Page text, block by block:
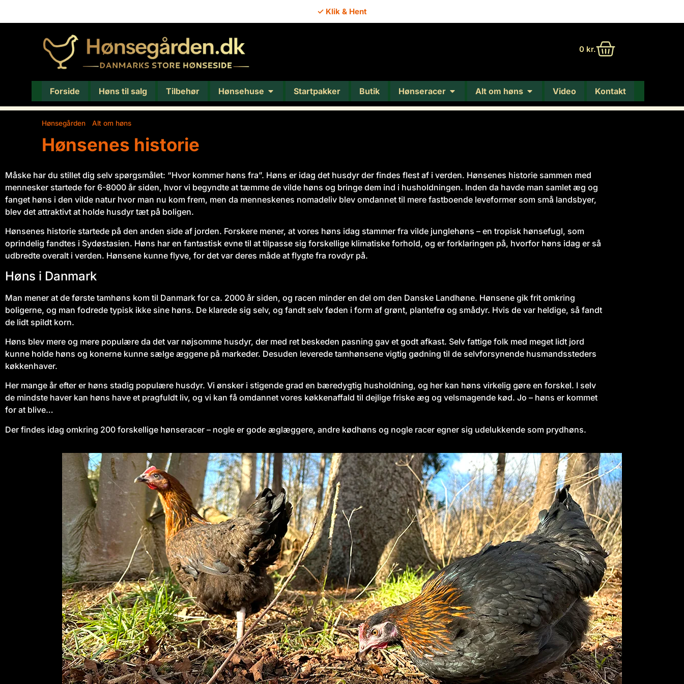
✓ Klik & Hent
0 kr.
Forside Høns til salg Tilbehør Hønsehuse Startpakker Butik Hønseracer Alt om høns Video Kontakt
Hønsegården Alt om høns
Hønsenes historie
Måske har du stillet dig selv spørgsmålet: “Hvor kommer høns fra”. Høns er idag det husdyr der findes flest af i verden. Hønsenes historie sammen med
mennesker startede for 6-8000 år siden, hvor vi begyndte at tæmme de vilde høns og bringe dem ind i husholdningen. Inden da havde man samlet æg og
fanget høns i den vilde natur hvor man nu kom frem, men da menneskenes nomadeliv blev omdannet til mere fastboende leveformer som små landsbyer,
blev det attraktivt at holde husdyr tæt på boligen.
Hønsenes historie startede på den anden side af jorden. Forskere mener, at vores høns idag stammer fra vilde junglehøns – en tropisk hønsefugl, som
oprindelig fandtes i Sydøstasien. Høns har en fantastisk evne til at tilpasse sig forskellige klimatiske forhold, og er forklaringen på, hvorfor høns idag er så
udbredte overalt i verden. Hønsene kunne flyve, for det var deres måde at flygte fra rovdyr på.
Høns i Danmark
Man mener at de første tamhøns kom til Danmark for ca. 2000 år siden, og racen minder en del om den Danske Landhøne. Hønsene gik frit omkring
boligerne, og man fodrede typisk ikke sine høns. De klarede sig selv, og fandt selv føden i form af grønt, plantefrø og smådyr. Hvis de var heldige, så fandt
de lidt spildt korn.
Høns blev mere og mere populære da det var nøjsomme husdyr, der med ret beskeden pasning gav et godt afkast. Selv fattige folk med meget lidt jord
kunne holde høns og konerne kunne sælge æggene på markeder. Desuden leverede tamhønsene vigtig gødning til de selvforsynende husmandssteders
køkkenhaver.
Her mange år efter er høns stadig populære husdyr. Vi ønsker i stigende grad en bæredygtig husholdning, og her kan høns virkelig gøre en forskel. I selv
de mindste haver kan høns have et pragfuldt liv, og vi kan få omdannet vores køkkenaffald til dejlige friske æg og velsmagende kød. Jo – høns er kommet
for at blive…
Der findes idag omkring 200 forskellige hønseracer – nogle er gode æglæggere, andre kødhøns og nogle racer egner sig udelukkende som prydhøns.